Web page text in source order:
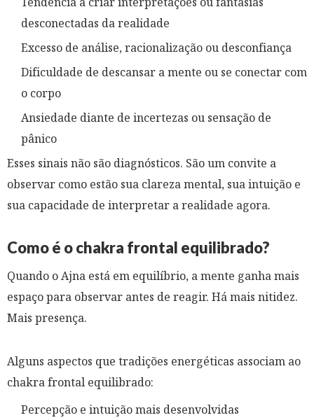
desconectadas da realidade
Excesso de análise, racionalização ou desconfiança
Dificuldade de descansar a mente ou se conectar com
o corpo
Ansiedade diante de incertezas ou sensação de
pânico
Esses sinais não são diagnósticos. São um convite a
observar como estão sua clareza mental, sua intuição e
sua capacidade de interpretar a realidade agora.
Como é o chakra frontal equilibrado?
Quando o Ajna está em equilíbrio, a mente ganha mais
espaço para observar antes de reagir. Há mais nitidez.
Mais presença.
Alguns aspectos que tradições energéticas associam ao
chakra frontal equilibrado:
Percepção e intuição mais desenvolvidas